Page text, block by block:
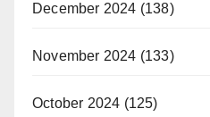
December 2024 (138)
November 2024 (133)
October 2024 (125)